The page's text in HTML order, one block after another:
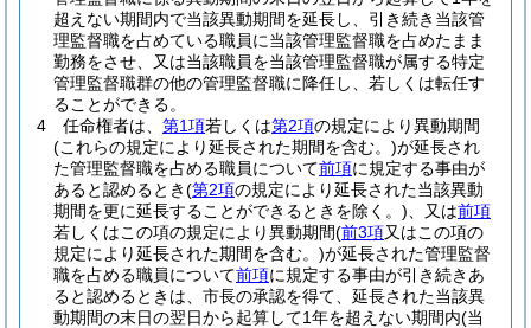
超えない期間内で当該異動期間を延長し、引き続き当該管
理監督職を占めている職員に当該管理監督職を占めたまま
勤務をさせ、又は当該職員を当該管理監督職が属する特定
管理監督職群の他の管理監督職に降任し、若しくは転任す
ることができる。
4
任命権者は、 第1項若しくは第2項の規定により異動期間
(これらの規定により延長された期間を含む。)が延長され
た管理監督職を占める職員について前項に規定する事由が
あると認めるとき(第2項の規定により延長された当該異動
期間を更に延長することができるときを除く。) 、又は前項
若しくはこの項の規定により異動期間(前3項又はこの項の
規定により延長された期間を含む。)が延長された管理監督
職を占める職員について前項に規定する事由が引き続きあ
ると認めるときは、市長の承認を得て、延長された当該異
動期間の末日の翌日から起算して1年を超えない期間内(当